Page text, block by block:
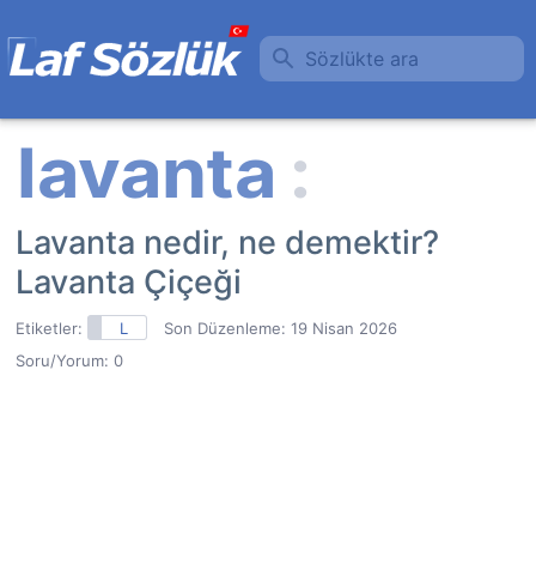
Sözlükte ara
Lavanta nedir, ne demektir?
Lavanta Çiçeği
Etiketler: L Son Düzenleme: 19 Nisan 2026
Soru/Yorum: 0